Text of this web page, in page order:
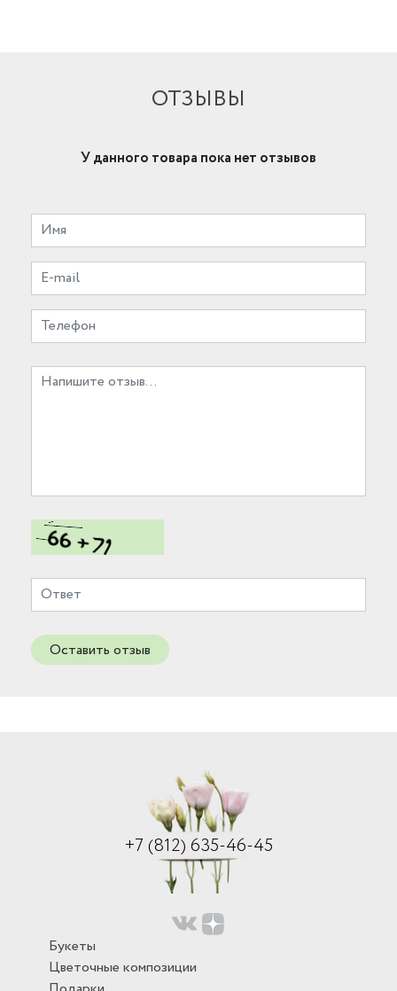
ОТЗЫВЫ
У данного товара пока нет отзывов
Оставить отзыв
+7 (812) 635-46-45
Букеты
Цветочные композиции